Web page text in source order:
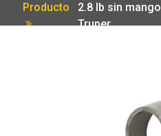
Producto
2.8 lb sin mango
Truper